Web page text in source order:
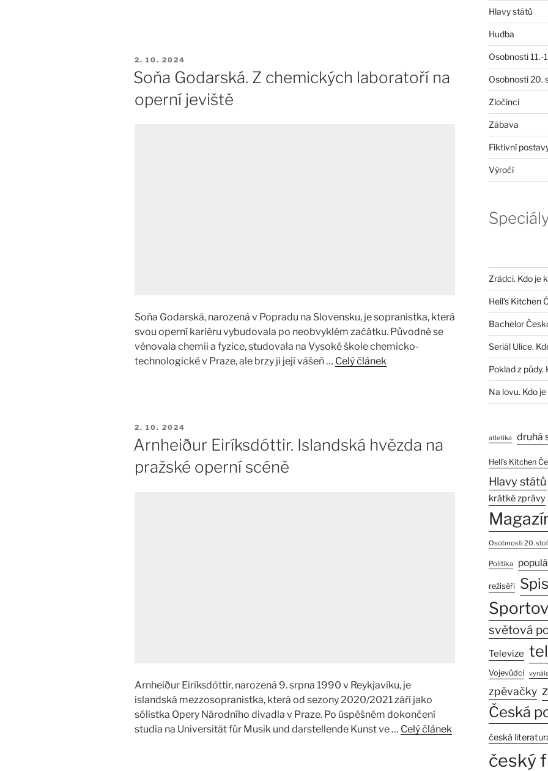
PUBLIKOVÁNO
2. 10. 2024
Soňa Godarská. Z chemických laboratoří na
operní jeviště
Soňa Godarská, narozená v Popradu na Slovensku, je sopranistka, která
svou operní kariéru vybudovala po neobvyklém začátku. Původně se
věnovala chemii a fyzice, studovala na Vysoké škole chemicko-
technologické v Praze, ale brzy ji její vášeň … Celý článek
PUBLIKOVÁNO
2. 10. 2024
Arnheiður Eiríksdóttir. Islandská hvězda na
pražské operní scéně
Arnheiður Eiríksdóttir, narozená 9. srpna 1990 v Reykjavíku, je
islandská mezzosopranistka, která od sezony 2020/2021 září jako
sólistka Opery Národního divadla v Praze. Po úspěšném dokončení
studia na Universität für Musik und darstellende Kunst ve … Celý článek
Hlavy států
Hudba
Osobnosti 11.-
Osobnosti 20.
Zločinci
Zábava
Fiktivní
Výročí
Zrádci. Kdo je
Hell’s Kitchen
Bachelor
Seriál Ulice.
Poklad z půdy.
Na lovu. Kdo
atletika druhá
Hell’s Kitchen
Hlavy států
krátké zprávy
Osobnosti 20.
Politika
režiséři
světová
Televize
Vojevůdci
zpěvačky
Česká
česká
český